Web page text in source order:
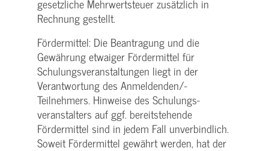
gesetzliche Mehrwertsteuer zusätzlich in
Rechnung gestellt.
Fördermittel: Die Beantragung und die
Gewährung etwaiger Fördermittel für
Schulungs­veranstaltungen liegt in der
Verantwortung des Anmeldenden/­
Teilnehmers. Hinweise des Schulungs­
veranstalters auf ggf. bereitstehende
Fördermittel sind in jedem Fall unverbindlich.
Soweit Fördermittel gewährt werden, hat der